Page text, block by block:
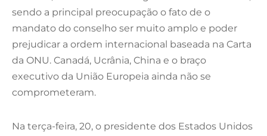
sendo a principal preocupação o fato de o
mandato do conselho ser muito amplo e poder
prejudicar a ordem internacional baseada na Carta
da ONU. Canadá, Ucrânia, China e o braço
executivo da União Europeia ainda não se
comprometeram.
Na terça-feira, 20, o presidente dos Estados Unidos